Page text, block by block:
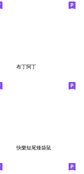
布丁阿丁
快樂短尾矮袋鼠